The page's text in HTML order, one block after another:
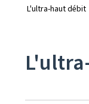
L'ultra-haut débit